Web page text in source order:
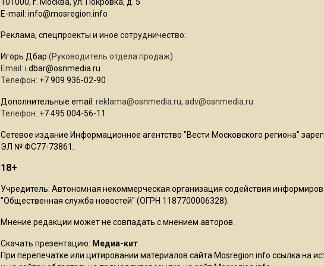
E-mail: info@mosregion.info
Реклама, спецпроекты и иное сотрудничество:
Игорь Дбар (Руководитель отдела продаж)
Email: i.dbar@osnmedia.ru
Телефон: +7 909 936-02-90
Дополнительные email: reklama@osnmedia.ru, adv@osnmedia.ru
Телефон: +7 495 004-56-11
Сетевое издание Информационное агентство "Вести Московского региона"
ЭЛ № ФС77-73861.
18+
Учредитель: Автономная некоммерческая организация содействия
"Общественная служба новостей" (ОГРН 1187700006328).
Мнение редакции может не совпадать с мнением авторов.
Скачать презентацию: Медиа-кит
При перепечатке или цитировании материалов сайта Mosregion.info ссылка на